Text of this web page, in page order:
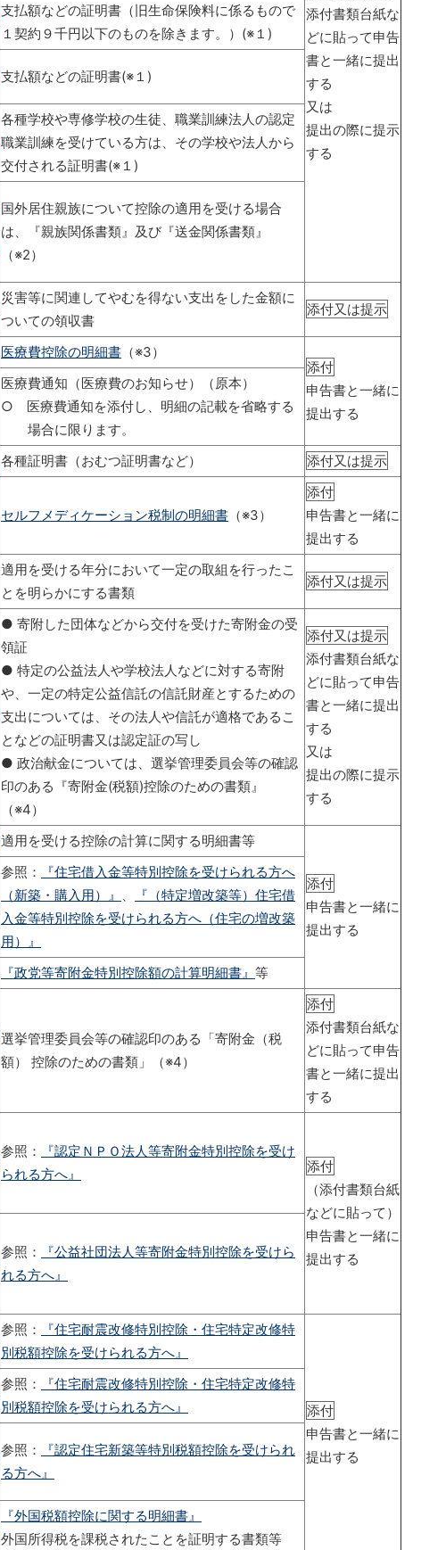
添付書類台紙な
どに貼って申告
書と一緒に提出
する
又は
提出の際に提示
する
支払額などの証明書（旧生命保険料に係るもので
１契約９千円以下のものを除きます。）(※１)
支払額などの証明書(※１)
各種学校や専修学校の生徒、職業訓練法人の認定
職業訓練を受けている方は、その学校や法人から
交付される証明書(※１)
国外居住親族について控除の適用を受ける場合
は、『親族関係書類』及び『送金関係書類』
（※2）
災害等に関連してやむを得ない支出をした金額に
ついての領収書
添付又は提示
医療費控除の明細書 （※3）
添付
申告書と一緒に
提出する
医療費通知（医療費のお知らせ）（原本）
○ 医療費通知を添付し、明細の記載を省略する
場合に限ります。
各種証明書（おむつ証明書など）
添付又は提示
セルフメディケーション税制の明細書 （※3）
添付
申告書と一緒に
提出する
適用を受ける年分において一定の取組を行ったこ
とを明らかにする書類
添付又は提示
● 寄附した団体などから交付を受けた寄附金の受
領証
● 特定の公益法人や学校法人などに対する寄附
や、一定の特定公益信託の信託財産とするための
支出については、その法人や信託が適格であるこ
となどの証明書又は認定証の写し
● 政治献金については、選挙管理委員会等の確認
印のある『寄附金(税額)控除のための書類』
（※4）
添付又は提示
添付書類台紙な
どに貼って申告
書と一緒に提出
する
又は
提出の際に提示
する
適用を受ける控除の計算に関する明細書等
添付
申告書と一緒に
提出する
参照：
『住宅借入金等特別控除を受けられる方へ
（新築・購入用）』
『（特定増改築等）住宅借
入金等特別控除を受けられる方へ（住宅の増改築
用）』
『政党等寄附金特別控除額の計算明細書』 等
選挙管理委員会等の確認印のある「寄附金（税
額） 控除のための書類」（※4）
添付
添付書類台紙な
どに貼って申告
書と一緒に提出
する
参照：
『認定ＮＰＯ法人等寄附金特別控除を受け
られる方へ』
添付
（添付書類台紙
などに貼って）
申告書と一緒に
提出する
参照：
『公益社団法人等寄附金特別控除を受けら
れる方へ』
参照：
『住宅耐震改修特別控除・住宅特定改修特
別税額控除を受けられる方へ』
添付
申告書と一緒に
提出する
参照：
『住宅耐震改修特別控除・住宅特定改修特
別税額控除を受けられる方へ』
参照：
『認定住宅新築等特別税額控除を受けられ
る方へ』
『外国税額控除に関する明細書』
外国所得税を課税されたことを証明する書類等